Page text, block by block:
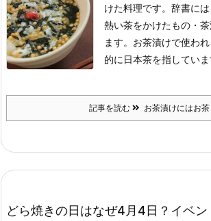
けた料理です。 辞書に
熱い茶をかけたもの・
ます。 お茶漬けで使わ
的に日本茶を指していま
記事を読む お茶漬けにはお茶
どら焼きの日はなぜ4月4日？イベン